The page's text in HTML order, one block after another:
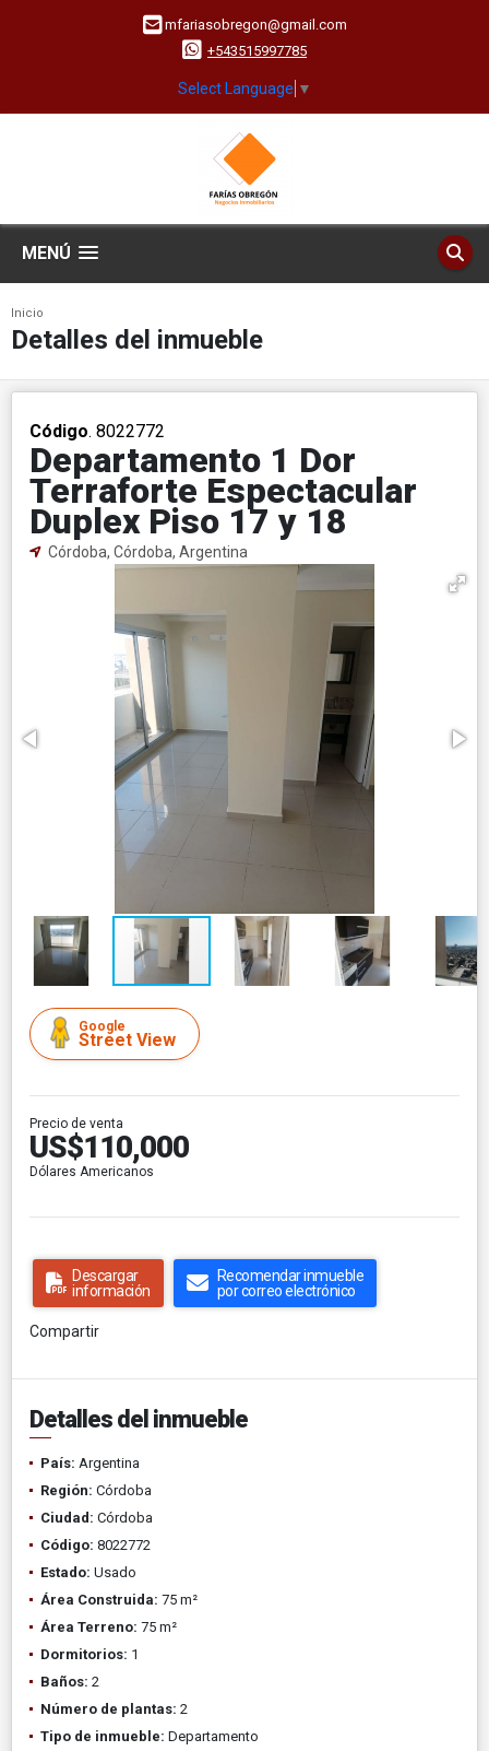
mfariasobregon@gmail.com
+543515997785
Select Language ▼
MENÚ
Inicio
Detalles del inmueble
Código. 8022772
Departamento 1 Dor
Terraforte Espectacular
Duplex Piso 17 y 18
Córdoba, Córdoba, Argentina
Google
Street View
Precio de venta
US$110,000
Dólares Americanos
Descargar
información
Recomendar inmueble
por correo electrónico
Compartir
Detalles del inmueble
País: Argentina
Región: Córdoba
Ciudad: Córdoba
Código: 8022772
Estado: Usado
Área Construida: 75 m²
Área Terreno: 75 m²
Dormitorios: 1
Baños: 2
Número de plantas: 2
Tipo de inmueble: Departamento